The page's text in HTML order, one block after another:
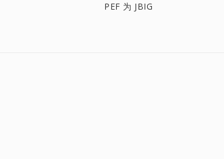
PEF 为 JBIG